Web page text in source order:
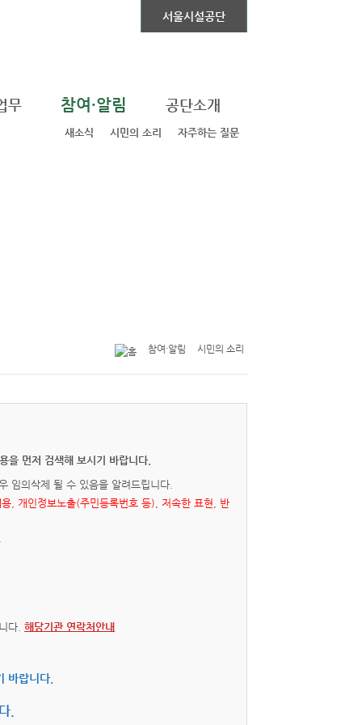
서울시설공단
무 참여·알림
새소식 시민의 소리 자주하는 질문
공단소개
참여·알림 시민의 소리
을 먼저 검색해 보시기 바랍니다.
임의삭제 될 수 있음을 알려드립니다.
, 개인정보노출(주민등록번호 등), 저속한 표현, 반
다. 해당기관 연락처안내
바랍니다.
.